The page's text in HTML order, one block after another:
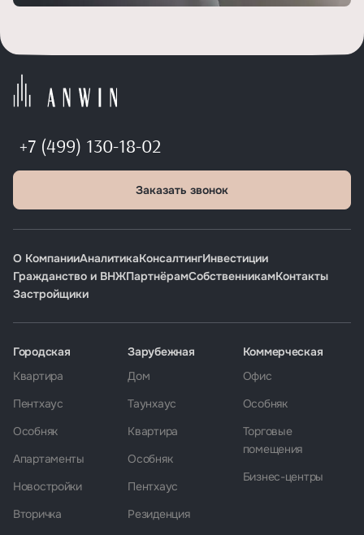
+7 (499) 130-18-02
Заказать звонок
О КомпанииАналитикаКонсалтингИнвестиции
Гражданство и ВНЖПартнёрамСобственникамКонтакты
Застройщики
Городская
Квартира
Пентхаус
Особняк
Апартаменты
Новостройки
Вторичка
Зарубежная
Дом
Таунхаус
Квартира
Особняк
Пентхаус
Резиденция
Коммерческая
Офис
Особняк
Торговые
помещения
Бизнес-центры